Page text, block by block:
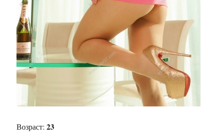
Возраст:23